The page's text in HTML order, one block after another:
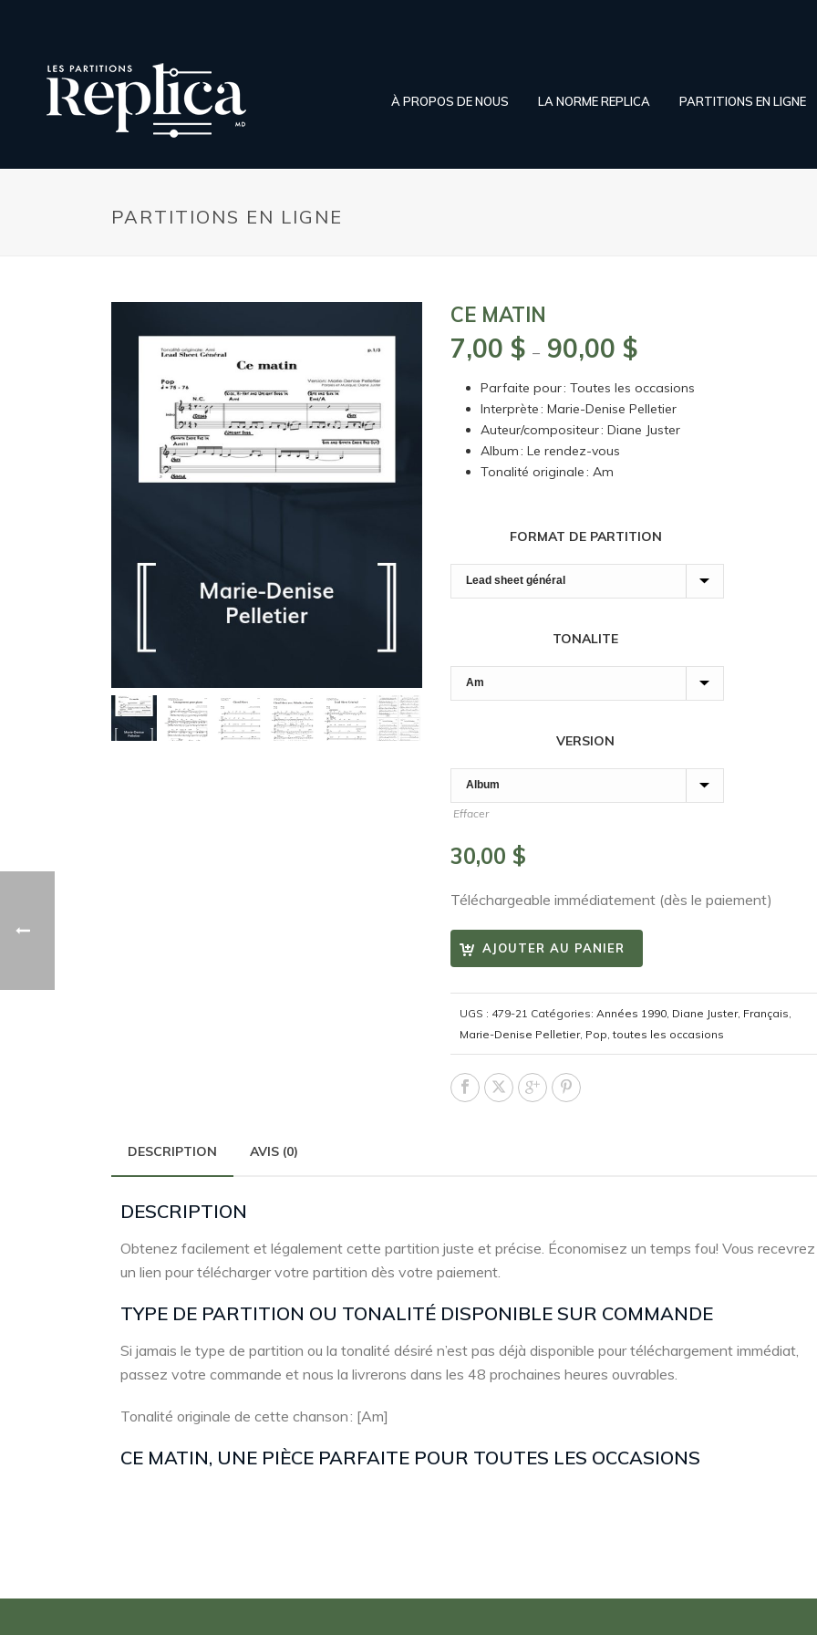
À PROPOS DE NOUS LA NORME REPLICA PARTITIONS EN LIGNE
PARTITIONS EN LIGNE
CE MATIN
7,00$ – 90,00$Plage
prix :
7,00 $
Parfaite pour : Toutes les occasions
Interprète : Marie-Denise Pelletier
Auteur/compositeur : Diane Juster
Album : Le rendez-vous
Tonalité originale : Am
FORMAT DE PARTITION
TONALITE
VERSION
Effacer
30,00 $
Téléchargeable immédiatement (dès le paiement)
AJOUTER AU PANIER
UGS : 479-21 Catégories:Années 1990, Diane Juster, Français,
Marie-Denise Pelletier, Pop,toutes les occasions
DESCRIPTION AVIS (0)
DESCRIPTION
Obtenez facilement et légalement cette partition juste et précise. Économisez un temps fou! Vous recevrez
un lien pour télécharger votre partition dès votre paiement.
TYPE DE PARTITION OU TONALITÉ DISPONIBLE SUR COMMANDE
Si jamais le type de partition ou la tonalité désiré n’est pas déjà disponible pour téléchargement immédiat,
passez votre commande et nous la livrerons dans les 48 prochaines heures ouvrables.
Tonalité originale de cette chanson : [Am]
CE MATIN, UNE PIÈCE PARFAITE POUR TOUTES LES OCCASIONS